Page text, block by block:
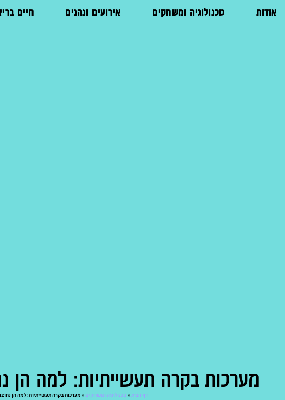
אודות טכנולוגיה ומשחקים אירועים ונהנים חיים
מערכות בקרה תעשייתיות: למה הן
דף הבית»טכנולוגיה ומשחקים » מערכות בקרה תעשייתיות: למה הן